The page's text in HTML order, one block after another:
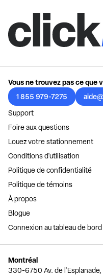
Vous ne trouvez pas ce que
1 855 979-7275
Support
Foire aux questions
Louez votre stationnement
Conditions d'utilisation
Politique de confidentialité
Politique de témoins
À propos
Blogue
Connexion au tableau de bord
Montréal
330-6750 Av. de l'Esplanade,